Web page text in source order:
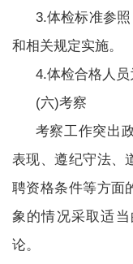
3.体检标准参
和相关规定实施。
4.体检合格人员
(六)考察
考察工作突出
表现、遵纪守法、
聘资格条件等方面
象的情况采取适
论。